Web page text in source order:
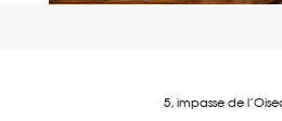
5, impasse de